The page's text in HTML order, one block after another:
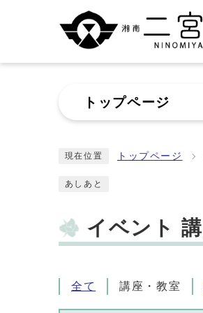
トップページ
現在位置 トップページ
あしあと
イベント
全て 講座・教室